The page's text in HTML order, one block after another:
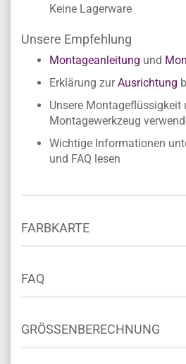
Keine Lagerware
Unsere Empfehlung
Montageanleitung und
Erklärung zurAusrichtung
Unsere Montageflüssigkeit
Montagewerkzeug
Wichtige Informationen
und FAQ lesen
FARBKARTE
FAQ
GRÖSSENBERECHNUNG